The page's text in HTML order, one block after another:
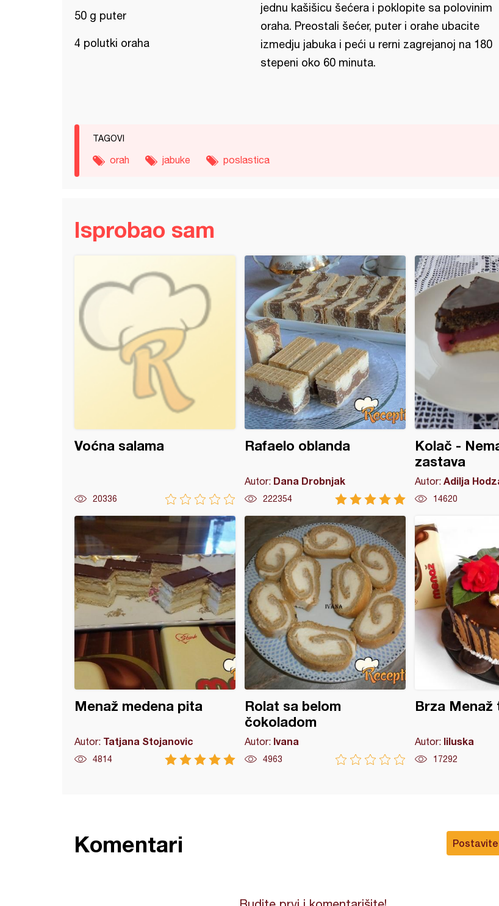
50 g puter
4 polutki oraha
jednu kašišicu šećera i poklopite sa polovinim
oraha. Preostali šećer, puter i orahe ubacite
izmedju jabuka i peći u rerni zagrejanoj na 180
stepeni oko 60 minuta.
TAGOVI
orah jabuke poslastica
Isprobao sam
Voćna salama
20336
Rafaelo oblanda
Autor: Dana Drobnjak
222354
Kolač -
zastava
Autor: Adilja
14620
Menaž medena pita
Autor: Tatjana Stojanovic
4814
Rolat sa belom
čokoladom
Autor: Ivana
4963
Brza Menaž
Autor: liluska
17292
Komentari